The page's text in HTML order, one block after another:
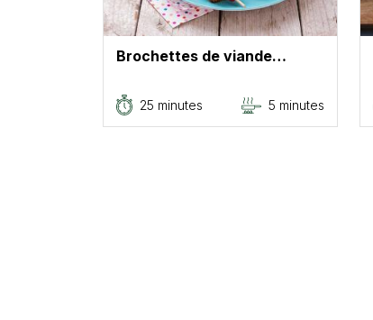
Brochettes de viande…
25 minutes 5 minutes